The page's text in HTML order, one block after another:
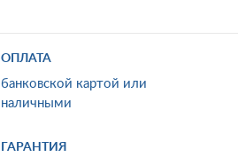
ОПЛАТА
банковской картой или
наличными
ГАРАНТИЯ